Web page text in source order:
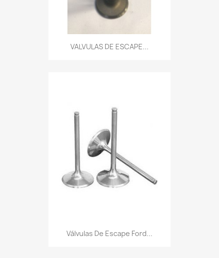
VALVULAS DE ESCAPE...
Válvulas De Escape Ford...